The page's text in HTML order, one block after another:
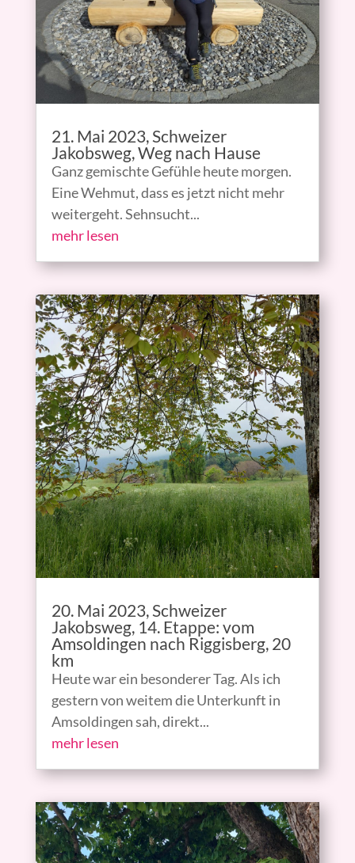
21. Mai 2023, Schweizer
Jakobsweg, Weg nach Hause
Ganz gemischte Gefühle heute morgen.
Eine Wehmut, dass es jetzt nicht mehr
weitergeht. Sehnsucht...
mehr lesen
20. Mai 2023, Schweizer
Jakobsweg, 14. Etappe: vom
Amsoldingen nach Riggisberg, 20
km
Heute war ein besonderer Tag. Als ich
gestern von weitem die Unterkunft in
Amsoldingen sah, direkt...
mehr lesen